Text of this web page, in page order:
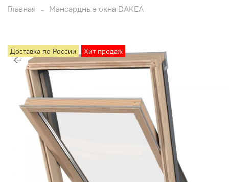
Главная Мансардные окна DAKEA
Доставка по России Хит продаж